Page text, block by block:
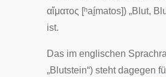
αἵματος [ʰaí̯matos]) „Blut,
ist.
Das im englischen
„Blutstein“) steht dagegen